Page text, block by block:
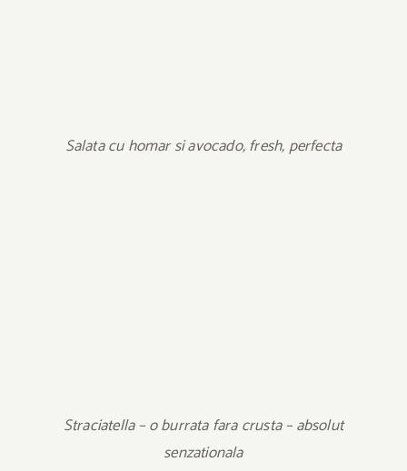
Salata cu homar si avocado, fresh, perfecta
Straciatella – o burrata fara crusta – absolut
senzationala